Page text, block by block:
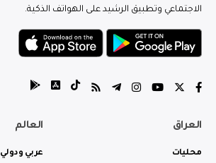
الاجتماعي وتطبيق الرشيد على الهواتف الذكية.
العراق
محليات
العالم
عربي ودولي